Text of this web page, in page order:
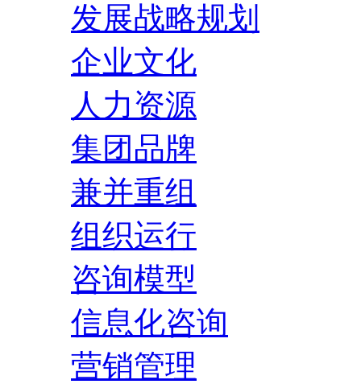
发展战略规划
企业文化
人力资源
集团品牌
兼并重组
组织运行
咨询模型
信息化咨询
营销管理